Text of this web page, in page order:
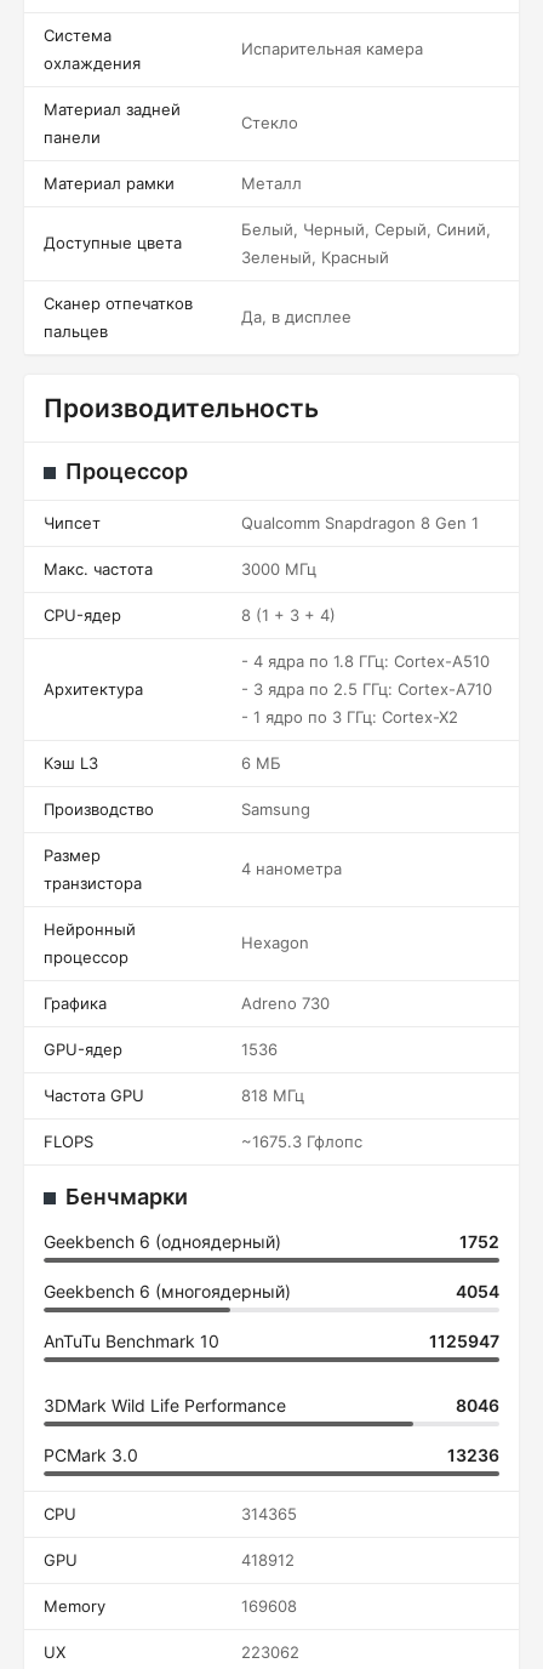
Система
охлаждения
Испарительная камера
Материал задней
панели
Стекло
Материал рамки Металл
Доступные цвета
Белый, Черный, Серый, Синий,
Зеленый, Красный
Сканер отпечатков
пальцев
Да, в дисплее
Производительность
Процессор
Чипсет Qualcomm Snapdragon 8 Gen 1
Макс. частота 3000 МГц
CPU-ядер 8 (1 + 3 + 4)
Архитектура
- 4 ядра по 1.8 ГГц: Cortex-A510
- 3 ядра по 2.5 ГГц: Cortex-A710
- 1 ядро по 3 ГГц: Cortex-X2
Кэш L3 6 МБ
Производство Samsung
Размер
транзистора
4 нанометра
Нейронный
процессор
Hexagon
Графика Adreno 730
GPU-ядер 1536
Частота GPU 818 МГц
FLOPS ~1675.3 Гфлопс
Бенчмарки
Geekbench 6 (одноядерный) 1752
Geekbench 6 (многоядерный) 4054
AnTuTu Benchmark 10 1125947
3DMark Wild Life Performance 8046
PCMark 3.0 13236
CPU 314365
GPU 418912
Memory 169608
UX 223062